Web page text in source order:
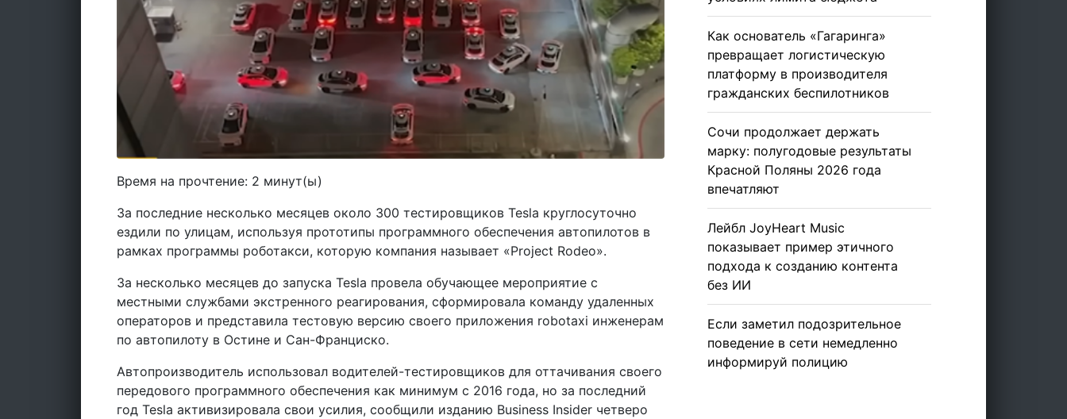
Время на прочтение: 2 минут(ы)
За последние несколько месяцев около 300 тестировщиков Tesla круглосуточно
ездили по улицам, используя прототипы программного обеспечения автопилотов в
рамках программы роботакси, которую компания называет «Project Rodeo».
За несколько месяцев до запуска Tesla провела обучающее мероприятие с
местными службами экстренного реагирования, сформировала команду удаленных
операторов и представила тестовую версию своего приложения robotaxi инженерам
по автопилоту в Остине и Сан-Франциско.
Автопроизводитель использовал водителей-тестировщиков для оттачивания своего
передового программного обеспечения как минимум с 2016 года, но за последний
год Tesla активизировала свои усилия, сообщили изданию Business Insider четверо
Как основатель «Гагаринга»
превращает логистическую
платформу в производителя
гражданских беспилотников
Сочи продолжает держать
марку: полугодовые результаты
Красной Поляны 2026 года
впечатляют
Лейбл JoyHeart Music
показывает пример этичного
подхода к созданию контента
без ИИ
Если заметил подозрительное
поведение в сети немедленно
информируй полицию